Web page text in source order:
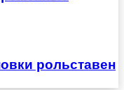
рольставен